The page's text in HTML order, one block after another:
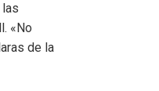
las
«No
de la